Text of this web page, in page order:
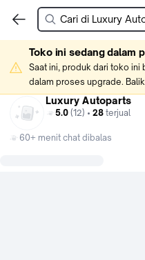
Toko ini sedang dalam
Saat ini, produk dari toko
dalam proses upgrade.
Luxury Autoparts
5.0 (12) • 28 terjual
60+ menit chat dibalas